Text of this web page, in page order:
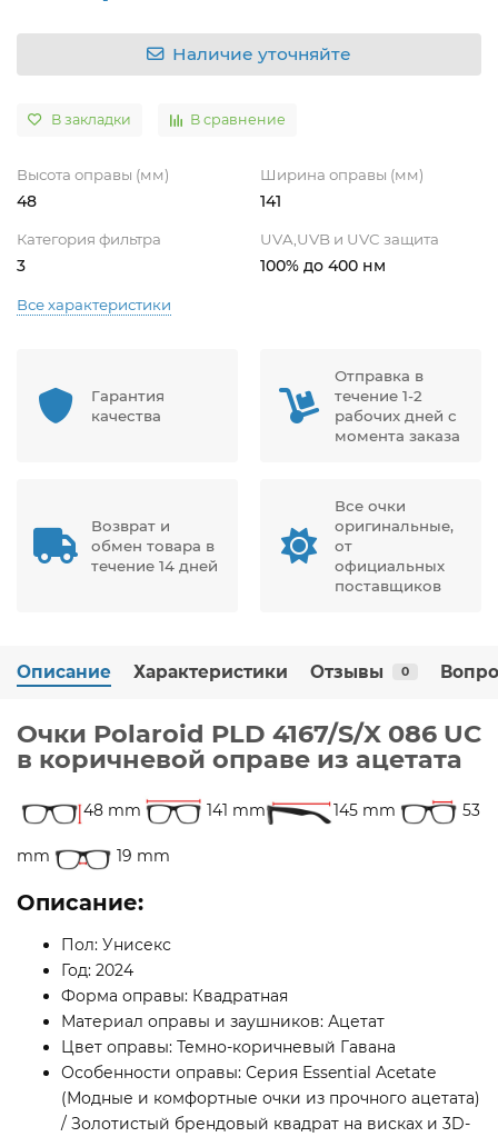
Наличие уточняйте
В закладки В сравнение
Высота оправы (мм)
48
Ширина оправы (мм)
141
Категория фильтра
3
UVA,UVB и UVC защита
100% до 400 нм
Все характеристики
Гарантия
качества
Отправка в
течение 1-2
рабочих дней с
момента заказа
Возврат и
обмен товара в
течение 14 дней
Все очки
оригинальные,
от
официальных
поставщиков
Описание Характеристики Отзывы 0
Очки Polaroid PLD 4167/S/X 086 UC
в коричневой оправе из ацетата
48 mm 141 mm 145 mm 53
mm 19 mm
Описание:
Пол: Унисекс
Год: 2024
Форма оправы: Квадратная
Материал оправы и заушников: Ацетат
Цвет оправы: Темно-коричневый Гавана
Особенности оправы: Серия Essential Acetate
(Модные и комфортные очки из прочного ацетата)
/ Золотистый брендовый квадрат на висках и 3D-